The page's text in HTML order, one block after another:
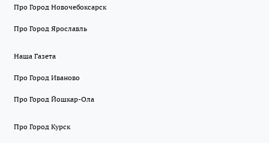
Про Город Новочебоксарск
Про Город Ярославль
Наша Газета
Про Город Иваново
Про Город Йошкар-Ола
Про Город Курск